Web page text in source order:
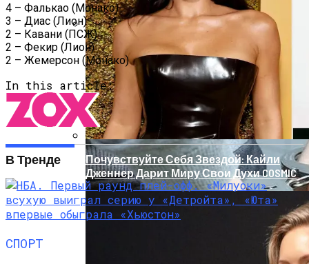
В Киеве У Копа, Подозреваемого В
Наркоторговле, Нашли Пистолет
Януковича
Почувствуйте Себя Звездой: Кайли
Дженнер Дарит Миру Свои Духи COSMIC
4 – Фалькао (Монако)
3 – Диас (Лион)
2 – Кавани (ПСЖ)
2 – Фекир (Лион)
2 – Жемерсон (Монако)
In this article:
В Тренде
СПОРТ